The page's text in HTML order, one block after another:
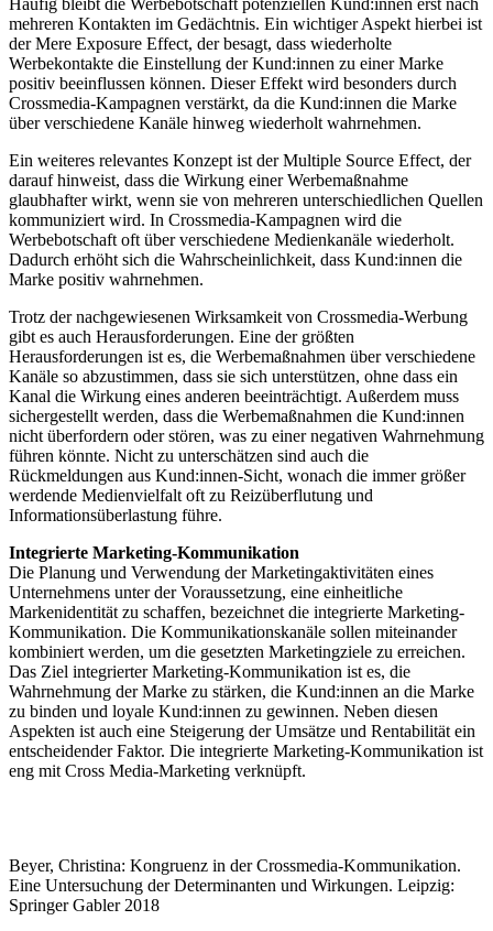
mehreren Kontakten im Gedächtnis. Ein wichtiger Aspekt hierbei ist
der Mere Exposure Effect, der besagt, dass wiederholte
Werbekontakte die Einstellung der Kund:innen zu einer Marke
positiv beeinflussen können. Dieser Effekt wird besonders durch
Crossmedia-Kampagnen verstärkt, da die Kund:innen die Marke
über verschiedene Kanäle hinweg wiederholt wahrnehmen.
Ein weiteres relevantes Konzept ist der Multiple Source Effect, der
darauf hinweist, dass die Wirkung einer Werbemaßnahme
glaubhafter wirkt, wenn sie von mehreren unterschiedlichen Quellen
kommuniziert wird. In Crossmedia-Kampagnen wird die
Werbebotschaft oft über verschiedene Medienkanäle wiederholt.
Dadurch erhöht sich die Wahrscheinlichkeit, dass Kund:innen die
Marke positiv wahrnehmen.
Trotz der nachgewiesenen Wirksamkeit von Crossmedia-Werbung
gibt es auch Herausforderungen. Eine der größten
Herausforderungen ist es, die Werbemaßnahmen über verschiedene
Kanäle so abzustimmen, dass sie sich unterstützen, ohne dass ein
Kanal die Wirkung eines anderen beeinträchtigt. Außerdem muss
sichergestellt werden, dass die Werbemaßnahmen die Kund:innen
nicht überfordern oder stören, was zu einer negativen Wahrnehmung
führen könnte. Nicht zu unterschätzen sind auch die
Rückmeldungen aus Kund:innen-Sicht, wonach die immer größer
werdende Medienvielfalt oft zu Reizüberflutung und
Informationsüberlastung führe.
Integrierte Marketing-Kommunikation
Die Planung und Verwendung der Marketingaktivitäten eines
Unternehmens unter der Voraussetzung, eine einheitliche
Markenidentität zu schaffen, bezeichnet die integrierte Marketing-
Kommunikation. Die Kommunikationskanäle sollen miteinander
kombiniert werden, um die gesetzten Marketingziele zu erreichen.
Das Ziel integrierter Marketing-Kommunikation ist es, die
Wahrnehmung der Marke zu stärken, die Kund:innen an die Marke
zu binden und loyale Kund:innen zu gewinnen. Neben diesen
Aspekten ist auch eine Steigerung der Umsätze und Rentabilität ein
entscheidender Faktor. Die integrierte Marketing-Kommunikation ist
eng mit Cross Media-Marketing verknüpft.
Beyer, Christina: Kongruenz in der Crossmedia-Kommunikation.
Eine Untersuchung der Determinanten und Wirkungen. Leipzig:
Springer Gabler 2018